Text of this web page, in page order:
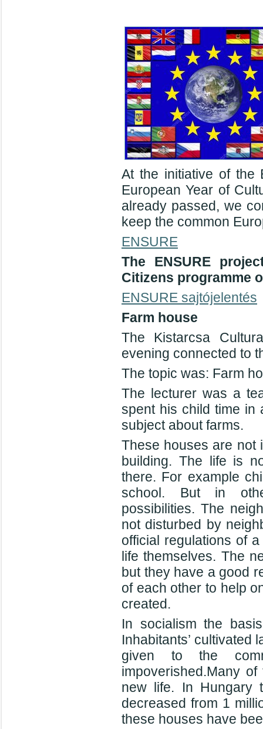
At the initiative of the
European Year of
already passed, we
keep the common
ENSURE
The ENSURE
Citizens programme
ENSURE sajtójelentés
Farm house
The Kistarcsa
evening connected to
The topic was: Farm
The lecturer was a
spent his child time in
subject about farms.
These houses are not
building. The life is
there. For example
school. But in
possibilities. The
not disturbed by
official regulations of
life themselves. The
but they have a good
of each other to help
created.
In socialism the
Inhabitants’ cultivated
given to the
impoverished.Many
new life. In Hungary
decreased from 1
these houses have